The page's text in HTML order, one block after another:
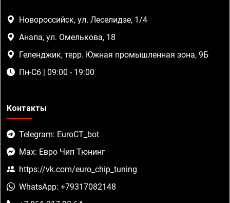
Новороссийск, ул. Леселидзе, 1/4
Анапа, ул. Омелькова, 18
Геленджик, терр. Южная промышленная зона, 9Б
Пн-Сб | 09:00 - 19:00
Контакты
Telegram: EuroCT_bot
Max: Евро Чип Тюнинг
https://vk.com/euro_chip_tuning
WhatsApp: +79317082148